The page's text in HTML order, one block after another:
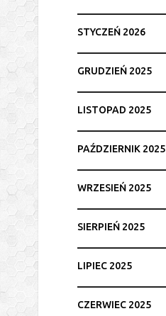
STYCZEŃ 2026
GRUDZIEŃ 2025
LISTOPAD 2025
PAŹDZIERNIK 2025
WRZESIEŃ 2025
SIERPIEŃ 2025
LIPIEC 2025
CZERWIEC 2025